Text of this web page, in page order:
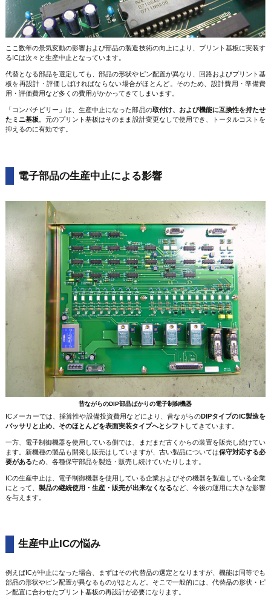
ここ数年の景気変動の影響および部品の製造技術の向上により、プリント基板に実装す
るICは次々と生産中止となっています。
代替となる部品を選定しても、部品の形状やピン配置が異なり、回路およびプリント基
板を再設計・評価しばければならない場合がほとんど。そのため、設計費用・準備費
用・評価費用など多くの費用がかかってきてしまいます。
「コンパチビリー」は、生産中止になった部品の取付け、および機能に互換性を持たせ
たミニ基板。元のプリント基板はそのまま設計変更なしで使用でき、トータルコストを
抑えるのに有効です。
電子部品の生産中止による影響
昔ながらのDIP部品ばかりの電子制御機器
ICメーカーでは、採算性や設備投資費用などにより、昔ながらのDIPタイプのIC製造を
バッサリと止め、そのほとんどを表面実装タイプへとシフト してきています。
一方、電子制御機器を使用している側では、まだまだ古くからの装置を販売し続けてい
ます。新機種の製品も開発し販売はしていますが、古い製品については保守対応する必
要があるため、各種保守部品を製造・販売し続けていたりします。
ICの生産中止は、電子制御機器を使用している企業およびその機器を製造している企業
にとって、製品の継続使用・生産・販売が出来なくなるなど、今後の運用に大きな影響
を与えます。
生産中止ICの悩み
例えばICが中止になった場合、まずはその代替品の選定となりますが、機能は同等でも
部品の形状やピン配置が異なるものがほとんど。そこで一般的には、代替品の形状・ピ
ン配置に合わせたプリント基板の再設計が必要になります。